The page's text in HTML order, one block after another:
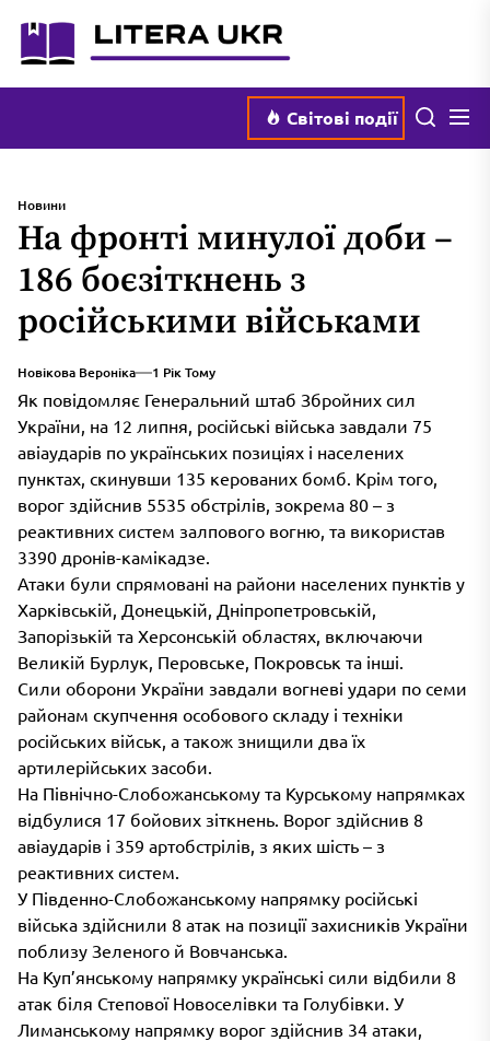
вмісту
Світові події Пошук
Новини
На фронті минулої доби –
186 боєзіткнень з
російськими військами
Новікова Вероніка 1 Рік Тому
Як повідомляє Генеральний штаб Збройних сил
України, на 12 липня, російські війська завдали 75
авіаударів по українських позиціях і населених
пунктах, скинувши 135 керованих бомб. Крім того,
ворог здійснив 5535 обстрілів, зокрема 80 – з
реактивних систем залпового вогню, та використав
3390 дронів-камікадзе.
Атаки були спрямовані на райони населених пунктів у
Харківській, Донецькій, Дніпропетровській,
Запорізькій та Херсонській областях, включаючи
Великій Бурлук, Перовське, Покровськ та інші.
Сили оборони України завдали вогневі удари по семи
районам скупчення особового складу і техніки
російських військ, а також знищили два їх
артилерійських засоби.
На Північно-Слобожанському та Курському напрямках
відбулися 17 бойових зіткнень. Ворог здійснив 8
авіаударів і 359 артобстрілів, з яких шість – з
реактивних систем.
У Південно-Слобожанському напрямку російські
війська здійснили 8 атак на позиції захисників України
поблизу Зеленого й Вовчанська.
На Куп’янському напрямку українські сили відбили 8
атак біля Степової Новоселівки та Голубівки. У
Лиманському напрямку ворог здійснив 34 атаки,